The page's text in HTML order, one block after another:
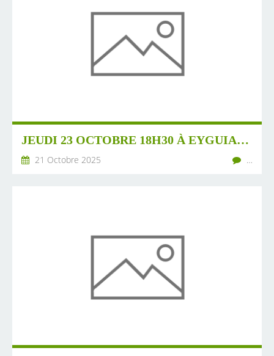
JEUDI 23 OCTOBRE 18H30 À EYGUIANS GARDE COLOMBE : SOIRÉE SOUPES ET BOBINES " LARZAC!"
21 Octobre 2025 …